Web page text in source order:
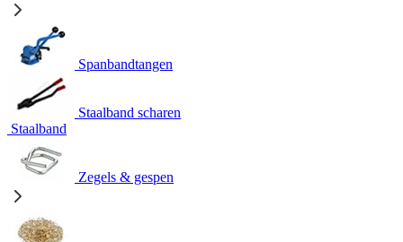
Spanbandtangen
Staalband scharen
Staalband
Zegels & gespen